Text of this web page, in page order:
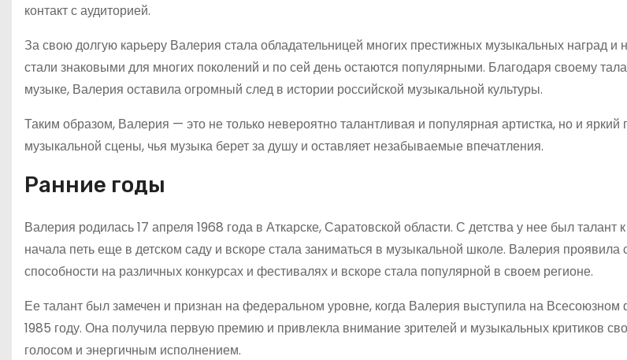
контакт с аудиторией.
За свою долгую карьеру Валерия стала обладательницей многих престижных музыкальных наград и
стали знаковыми для многих поколений и по сей день остаются популярными. Благодаря своему
музыке, Валерия оставила огромный след в истории российской музыкальной культуры.
Таким образом, Валерия — это не только невероятно талантливая и популярная артистка, но и яркий
музыкальной сцены, чья музыка берет за душу и оставляет незабываемые впечатления.
Ранние годы
Валерия родилась 17 апреля 1968 года в Аткарске, Саратовской области. С детства у нее был
начала петь еще в детском саду и вскоре стала заниматься в музыкальной школе. Валерия проявила
способности на различных конкурсах и фестивалях и вскоре стала популярной в своем регионе.
Ее талант был замечен и признан на федеральном уровне, когда Валерия выступила на
1985 году. Она получила первую премию и привлекла внимание зрителей и музыкальных критиков
голосом и энергичным исполнением.